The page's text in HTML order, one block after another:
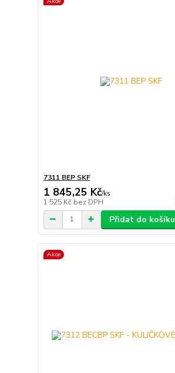
7311 BEP SKF
1 845,25 Kč/ks
1 525 Kč bez DPH
Přidat do košíku
Akce